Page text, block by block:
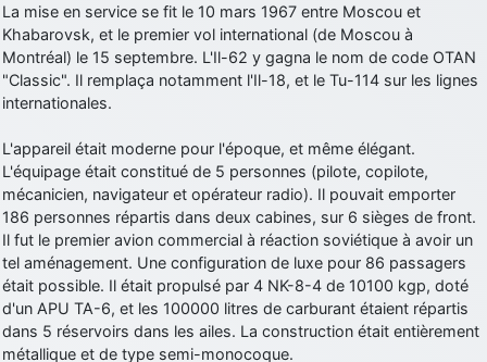
les photo des anciens appareils de l'armée de l'air de la haute -volta
d9pouces: Ça me casse quand même bien les pieds, j’avoue
jericho: Pour moi tout est à nouveau OK dirait-on… Merci à toi.
au passage !
d9pouces : j'ai trouvé un palliatif un peu violent, mais ça devrait aller
un peu mieux
d9pouces: cette fois, c'est le Brésil et Singapour qui mettent le site
par terre
jericho: Ah ben je peux te confirmer que j'étais resté dans le filtre…
d9pouces: Désolé ! Mon filtrage a été un peu trop violent
manifestement
La mise en service se fit le 10 mars 1967 entre Moscou et
Khabarovsk, et le premier vol international (de Moscou à
Montréal) le 15 septembre. L'Il-62 y gagna le nom de code OTAN
"Classic". Il remplaça notamment l'Il-18, et le Tu-114 sur les lignes
internationales.
L'appareil était moderne pour l'époque, et même élégant.
L'équipage était constitué de 5 personnes (pilote, copilote,
mécanicien, navigateur et opérateur radio). Il pouvait emporter
186 personnes répartis dans deux cabines, sur 6 sièges de front.
Il fut le premier avion commercial à réaction soviétique à avoir un
tel aménagement. Une configuration de luxe pour 86 passagers
était possible. Il était propulsé par 4 NK-8-4 de 10100 kgp, doté
d'un APU TA-6, et les 100000 litres de carburant étaient répartis
dans 5 réservoirs dans les ailes. La construction était entièrement
métallique et de type semi-monocoque.